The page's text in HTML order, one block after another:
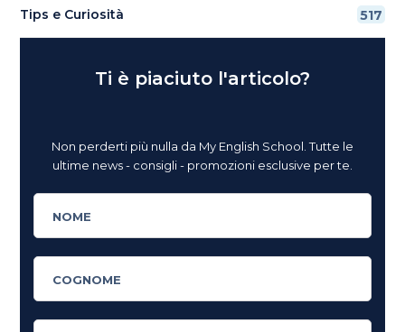
Tips e Curiosità 517
Ti è piaciuto l'articolo?
Non perderti più nulla da My English School. Tutte le
ultime news - consigli - promozioni esclusive per te.